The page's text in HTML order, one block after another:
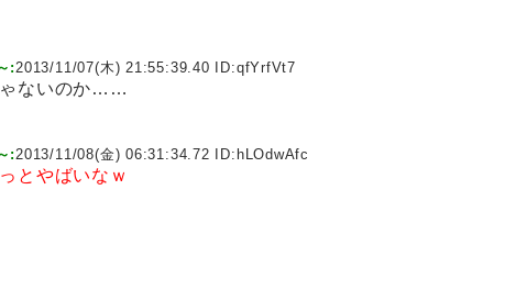
:2013/11/07(木) 21:55:39.40 ID:qfYrfVt7
ゃないのか……
:2013/11/08(金) 06:31:34.72 ID: hLOdwAfc
とやばいなｗ